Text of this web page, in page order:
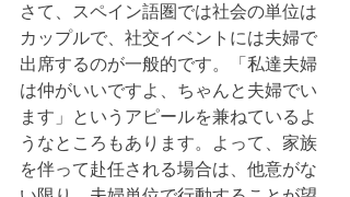
さて、スペイン語圏では社会の単位は
カップルで、社交イベントには夫婦で
出席するのが一般的です。「私達夫婦
は仲がいいですよ、ちゃんと夫婦でい
ます」というアピールを兼ねているよ
うなところもあります。よって、家族
を伴って赴任される場合は、他意がな